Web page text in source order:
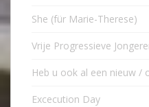
She (für Marie-Therese)
Vrije Progressieve
Heb u ook al een nieuw /
Excecution Day